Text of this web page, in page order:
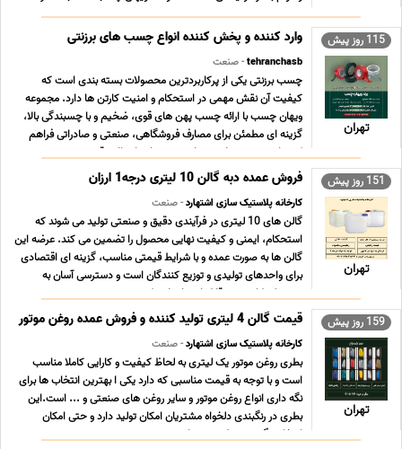
صنعتی، بسته بندی سنگین و صادرات بوده و از نظر استحکام و
یکنواختی کیفیت، مطابق با استانداردهای باز ... ...
115 روز پیش
تهران
وارد کننده و پخش کننده انواع چسب های برزنتی
tehranchasb- صنعت
چسب برزنتی یکی از پرکاربردترین محصولات بسته بندی است که
کیفیت آن نقش مهمی در استحکام و امنیت کارتن ها دارد. مجموعه
ویهان چسب با ارائه چسب پهن های قوی، ضخیم و با چسبندگی بالا،
گزینه ای مطمئن برای مصارف فروشگاهی، صنعتی و صادراتی فراهم
کرده است. محصولات ویهان چسب با دوام بالا و قیمت ... ...
151 روز پیش
تهران
فروش عمده دبه گالن 10 لیتری درجه1 ارزان
کارخانه پلاستیک سازی اشتهارد- صنعت
گالن های 10 لیتری در فرآیندی دقیق و صنعتی تولید می شوند که
استحکام، ایمنی و کیفیت نهایی محصول را تضمین می کند. عرضه این
گالن ها به صورت عمده و با شرایط قیمتی مناسب، گزینه ای اقتصادی
برای واحدهای تولیدی و توزیع کنندگان است و دسترسی آسان به
محصولی کاربردی و قابل اعتماد را ممکن می س ... ...
159 روز پیش
تهران
قیمت گالن 4 لیتری تولید کننده و فروش عمده روغن موتور
کارخانه پلاستیک سازی اشتهارد- صنعت
بطری روغن موتور یک لیتری به لحاظ کیفیت و کارایی کاملا مناسب
است و با توجه به قیمت مناسبی که دارد یکی ا بهترین انتخاب ها برای
نگه داری انواع روغن موتور و سایر روغن های صنعتی و ... است.این
بطری در رنگبندی دلخواه مشتریان امکان تولید دارد و حتی امکان
انتخاب نگ درب بطری نیز برای مشتری ... ...